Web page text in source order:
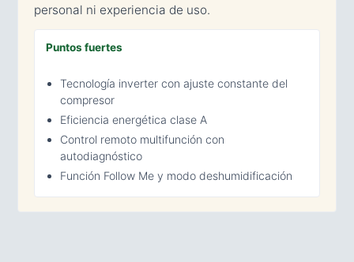
personal ni experiencia de uso.
Puntos fuertes
Tecnología inverter con ajuste constante del
compresor
Eficiencia energética clase A
Control remoto multifunción con
autodiagnóstico
Función Follow Me y modo deshumidificación